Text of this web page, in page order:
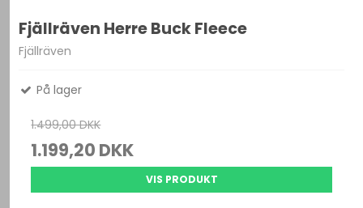
Fjällräven Herre Buck Fleece
Fjällräven
På lager
1.499,00 DKK
1.199,20 DKK
VIS PRODUKT